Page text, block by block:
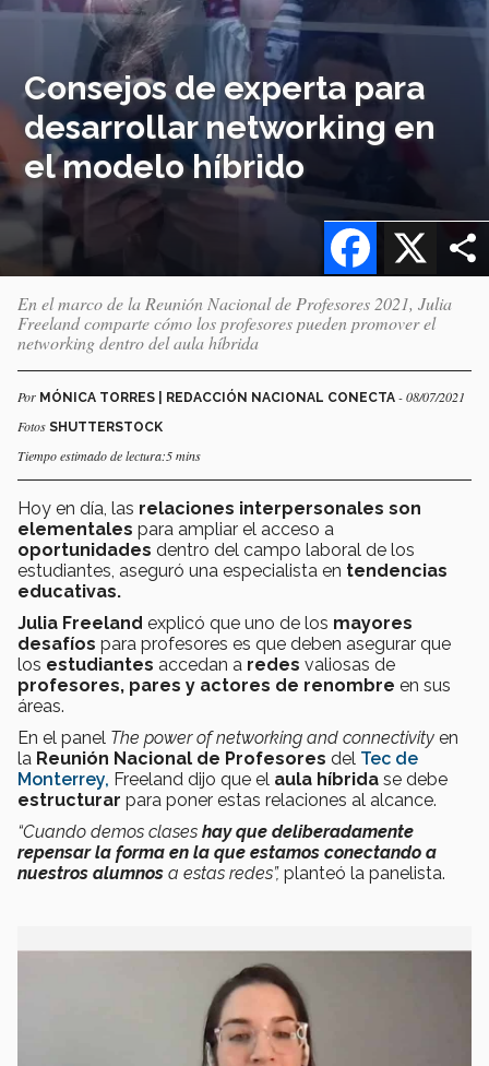
Consejos de experta para
desarrollar networking en
el modelo híbrido
X
Facebook
En el marco de la Reunión Nacional de Profesores 2021, Julia
Freeland comparte cómo los profesores pueden promover el
networking dentro del aula híbrida
Por MÓNICA TORRES | REDACCIÓN NACIONAL CONECTA - 08/07/2021
Fotos SHUTTERSTOCK
Tiempo estimado de lectura:5 mins
Hoy en día, las relaciones interpersonales son
elementales para ampliar el acceso a
oportunidades dentro del campo laboral de los
estudiantes, aseguró una especialista en tendencias
educativas.
Julia Freeland explicó que uno de los mayores
desafíos para profesores es que deben asegurar que
los estudiantes accedan a redes valiosas de
profesores, pares y actores de renombre en sus
áreas.
En el panel The power of networking and connectivity en
la Reunión Nacional de Profesores del Tec de
Monterrey, Freeland dijo que el aula híbrida se debe
estructurar para poner estas relaciones al alcance.
“Cuando demos clases hay que deliberadamente
repensar la forma en la que estamos conectando a
nuestros alumnos a estas redes”, planteó la panelista.